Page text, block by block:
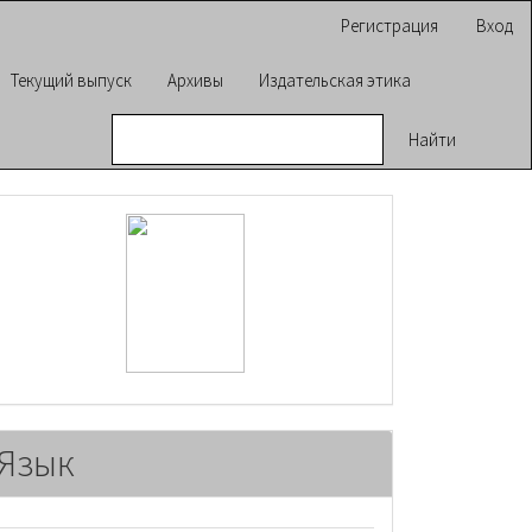
Регистрация Вход
Текущий выпуск Архивы Издательская этика
Найти